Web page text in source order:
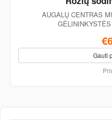
AUGALŲ CENTRAS
Gauti